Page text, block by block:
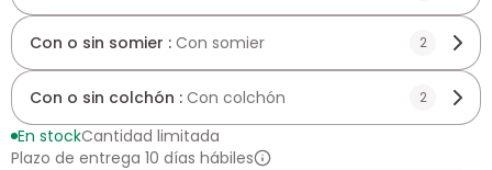
Con o sin somier : Con somier 2
Con o sin colchón : Con colchón 2
En stockCantidad limitada
Plazo de entrega 10 días hábiles